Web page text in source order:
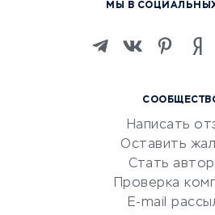
Изучение иностранных
Маркетинг и продажи
Репетиторство
Красота и здоровье
Сервисы по поиску работы
Сетевой маркетинг
Написать
Оставить
Стать
Проверка
E-mail
МЫ В